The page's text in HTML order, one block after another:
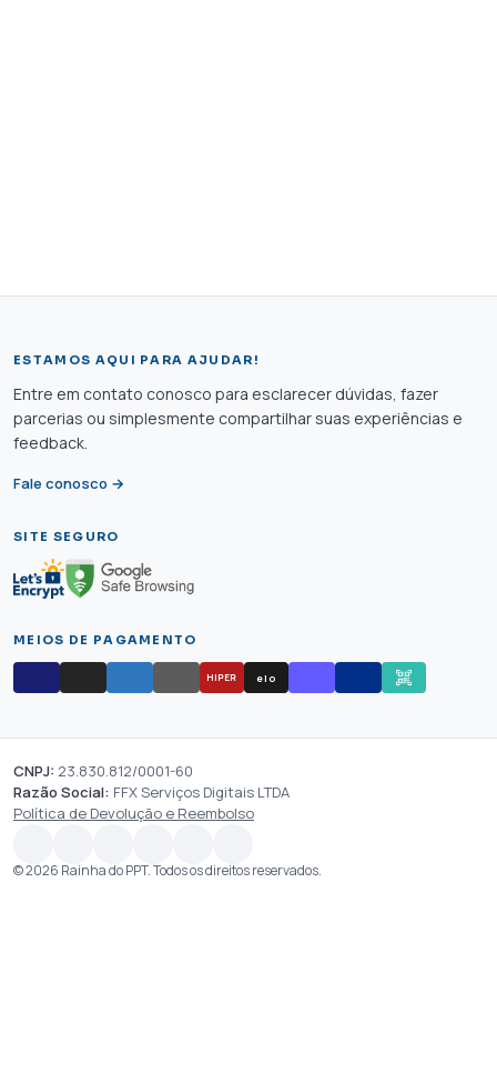
ESTAMOS AQUI PARA AJUDAR!
Entre em contato conosco para esclarecer dúvidas, fazer
parcerias ou simplesmente compartilhar suas experiências e
feedback.
Fale conosco →
SITE SEGURO
MEIOS DE PAGAMENTO
HIPER elo
CNPJ: 23.830.812/0001-60
Razão Social: FFX Serviços Digitais LTDA
Política de Devolução e Reembolso
© 2026 Rainha do PPT. Todos os direitos reservados.